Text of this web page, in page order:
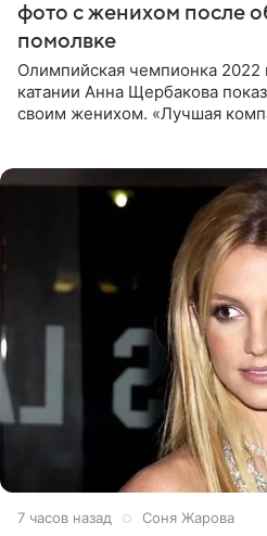
фото с женихом после
помолвке
Олимпийская чемпионка 2022
катании Анна Щербакова
своим женихом. «Лучшая
7 часов назад Соня Жарова